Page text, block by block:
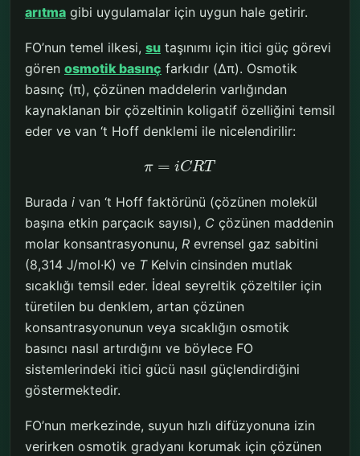
arıtma gibi uygulamalar için uygun hale getirir.
FO’nun temel ilkesi, su taşınımı için itici güç görevi
gören osmotik basınç farkıdır (Δπ). Osmotik
basınç (π), çözünen maddelerin varlığından
kaynaklanan bir çözeltinin koligatif özelliğini temsil
eder ve van ‘t Hoff denklemi ile nicelendirilir:
π = iCRT
Burada i van ‘t Hoff faktörünü (çözünen molekül
başına etkin parçacık sayısı), C çözünen maddenin
molar konsantrasyonunu, R evrensel gaz sabitini
(8,314 J/mol·K) ve TKelvin cinsinden mutlak
sıcaklığı temsil eder. İdeal seyreltik çözeltiler için
türetilen bu denklem, artan çözünen
konsantrasyonunun veya sıcaklığın osmotik
basıncı nasıl artırdığını ve böylece FO
sistemlerindeki itici gücü nasıl güçlendirdiğini
göstermektedir.
FO’nun merkezinde, suyun hızlı difüzyonuna izin
verirken osmotik gradyanı korumak için çözünen